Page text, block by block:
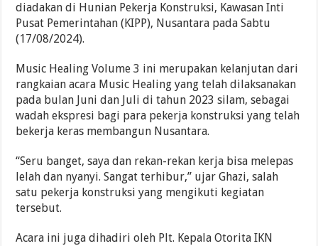
diadakan di Hunian Pekerja Konstruksi, Kawasan Inti
Pusat Pemerintahan (KIPP), Nusantara pada Sabtu
(17/08/2024).
Music Healing Volume 3 ini merupakan kelanjutan dari
rangkaian acara Music Healing yang telah dilaksanakan
pada bulan Juni dan Juli di tahun 2023 silam, sebagai
wadah ekspresi bagi para pekerja konstruksi yang telah
bekerja keras membangun Nusantara.
“Seru banget, saya dan rekan-rekan kerja bisa melepas
lelah dan nyanyi. Sangat terhibur,” ujar Ghazi, salah
satu pekerja konstruksi yang mengikuti kegiatan
tersebut.
Acara ini juga dihadiri oleh Plt. Kepala Otorita IKN